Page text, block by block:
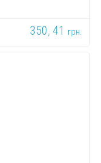
350, 41 грн.